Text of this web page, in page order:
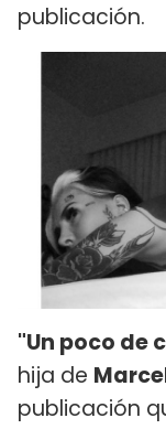
publicación.
"Un poco de
hija de
publicación